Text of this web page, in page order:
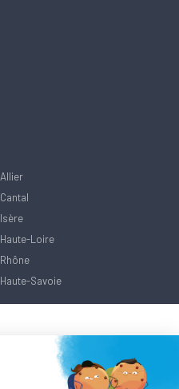
Allier
Cantal
Isère
Haute-Loire
Rhône
Haute-Savoie